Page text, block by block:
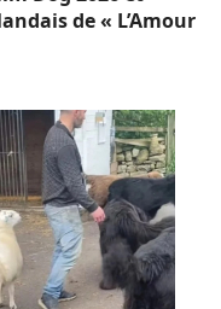
de « L’Amour